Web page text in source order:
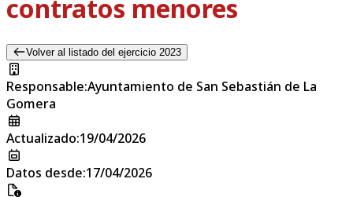
contratos menores
Volver al listado del ejercicio 2023
Responsable:Ayuntamiento de San Sebastián de La
Gomera
Actualizado:19/04/2026
Datos desde:17/04/2026